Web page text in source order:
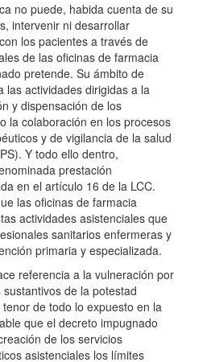
no puede, habida cuenta de su
intervenir ni desarrollar
los pacientes a través de
de las oficinas de farmacia
pretende. Su ámbito de
las actividades dirigidas a la
y dispensación de los
la colaboración en los procesos
y de vigilancia de la salud
Y todo ello dentro,
prestación
en el artículo 16 de la LCC.
las oficinas de farmacia
actividades asistenciales que
sanitarios enfermeras y
primaria y especializada.
referencia a la vulneración por
de la potestad
de todo lo expuesto en la
que el decreto impugnado
de los servicios
asistenciales los límites